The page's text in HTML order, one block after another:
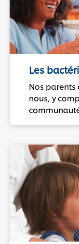
Les
Nos
nous, y